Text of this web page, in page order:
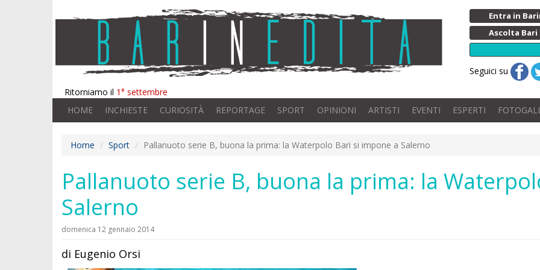
Ritorniamo il 1° settembre
Entra in
Ascolta
Seguici su
HOME INCHIESTE CURIOSITÀ REPORTAGE SPORT OPINIONI ARTISTI EVENTI ESPERTI
Home Sport Pallanuoto serie B, buona la prima: la Waterpolo Bari si impone a Salerno
Pallanuoto serie B, buona la prima: la
Salerno
domenica 12 gennaio 2014
di Eugenio Orsi